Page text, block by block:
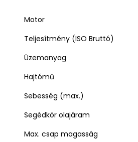
Motor
Teljesítmény (ISO Bruttó)
Üzemanyag
Hajtómű
Sebesség (max.)
Segédkör olajáram
Max. csap magasság